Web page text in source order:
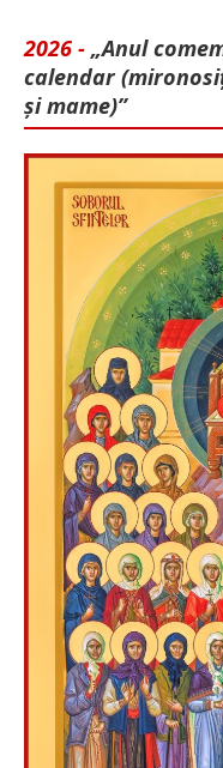
2026 - „Anul
calendar
și mame)”